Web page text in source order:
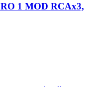
1 MOD RCAx3,